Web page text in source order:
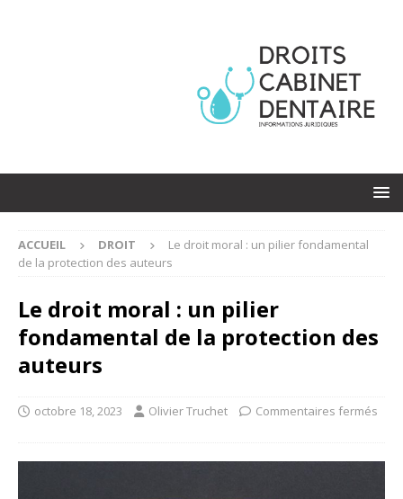
ACCUEIL DROIT
Le droit moral : un pilier fondamental
de la protection des auteurs
Le droit moral : un pilier
fondamental de la protection des
auteurs
octobre 18, 2023 Olivier Truchet Commentaires fermés